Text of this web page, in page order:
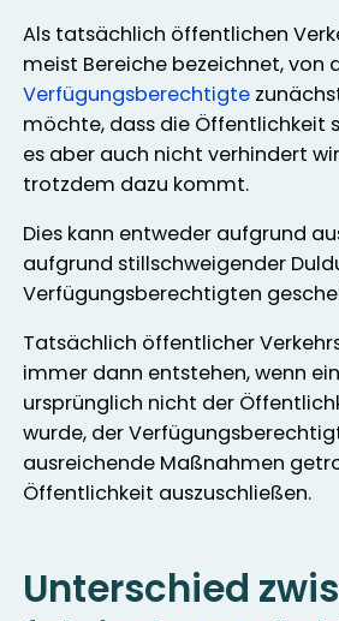
Als tatsächlich öffentlichen
meist Bereiche bezeichnet, von
Verfügungsberechtigte
möchte, dass die Öffentlichkeit
es aber auch nicht verhindert
trotzdem dazu kommt.
Dies kann entweder aufgrund
aufgrund stillschweigender
Verfügungsberechtigten
Tatsächlich öffentlicher
immer dann entstehen, wenn
ursprünglich nicht der
wurde, der
ausreichende Maßnahmen
Öffentlichkeit auszuschließen.
Unterschied